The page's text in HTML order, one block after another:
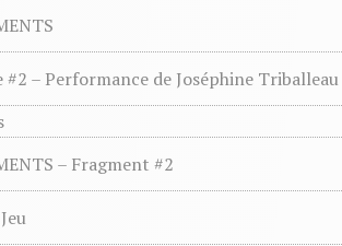
#2 – Performance de Joséphine Triballeau
– Fragment #2